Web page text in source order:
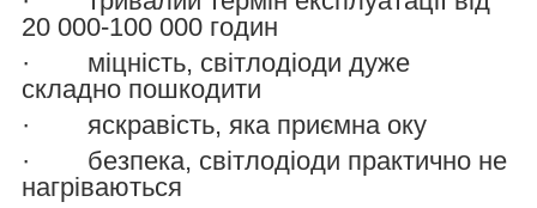
20 000-100 000 годин
· міцність, світлодіоди дуже
складно пошкодити
· яскравість, яка приємна оку
· безпека, світлодіоди практично не
нагріваються